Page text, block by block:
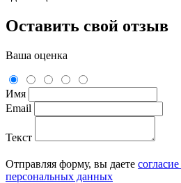
Оставить свой отзыв
Ваша оценка
Имя
Email
Текст
Отправляя форму, вы даете
персональных данных